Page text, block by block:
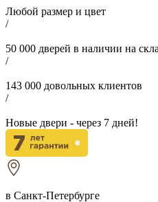
Любой размер и цвет
/
50 000 дверей в наличии на
/
143 000 довольных клиентов
/
Новые двери - через 7 дней!
в Санкт-Петербурге